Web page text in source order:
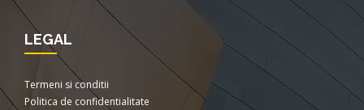
LEGAL
Termeni si conditii
Politica de confidentialitate